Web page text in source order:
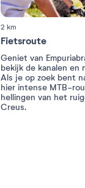
2 km
Fietsroute
Geniet van
bekijk de kanalen en
Als je op zoek bent
hier intense MTB-
hellingen van het
Creus.